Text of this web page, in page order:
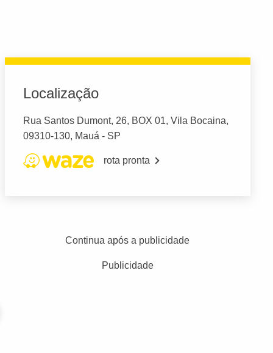
Localização
Rua Santos Dumont, 26, BOX 01, Vila Bocaina,
09310-130, Mauá - SP
rota pronta
Continua após a publicidade
Publicidade